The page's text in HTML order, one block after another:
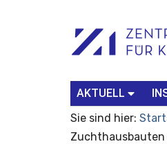
Werkzeuge
Search…
AKTUELL
Sie sind hier: